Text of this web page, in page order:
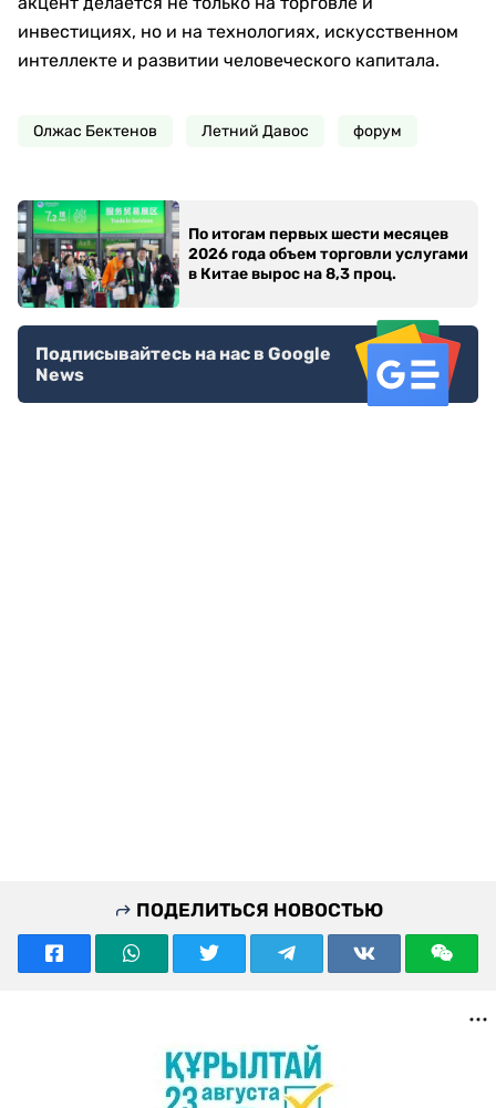
инвестициях, но и на технологиях, искусственном
интеллекте и развитии человеческого капитала.
Олжас Бектенов Летний Давос форум
По итогам первых шести месяцев
2026 года объем торговли услугами
в Китае вырос на 8,3 проц.
Подписывайтесь на нас в Google
News
ПОДЕЛИТЬСЯ НОВОСТЬЮ